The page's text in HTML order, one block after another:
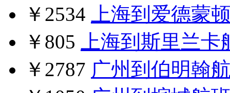
￥2534
上海到爱德蒙
￥805
上海到斯里兰卡
￥2787 广州到伯明翰